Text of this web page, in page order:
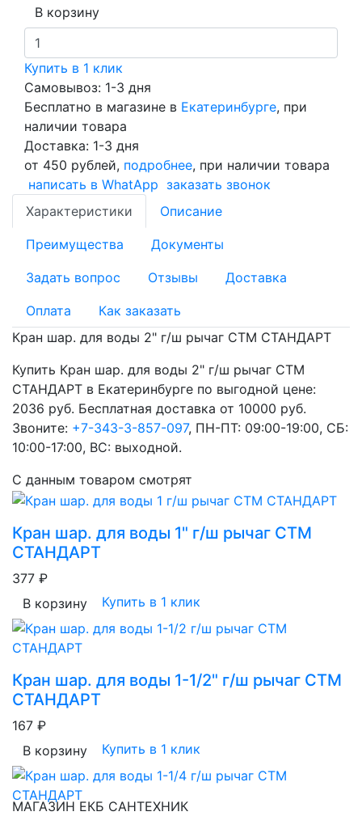
В корзину
Купить в 1 клик
Самовывоз: 1-3 дня
Бесплатно в магазине в Екатеринбурге, при
наличии товара
Доставка: 1-3 дня
от 450 рублей, подробнее, при наличии товара
написать в WhatApp заказать звонок
Характеристики
Описание
Преимущества Документы
Задать вопрос Отзывы Доставка
Оплата
Как заказать
Кран шар. для воды 2" г/ш рычаг CTM СТАНДАРТ
Купить Кран шар. для воды 2" г/ш рычаг CTM
СТАНДАРТ в Екатеринбурге по выгодной цене:
2036 руб. Бесплатная доставка от 10000 руб.
Звоните: +7-343-3-857-097, ПН-ПТ: 09:00-19:00, СБ:
10:00-17:00, ВС: выходной.
С данным товаром смотрят
Кран шар. для воды 1" г/ш рычаг CTM
СТАНДАРТ
377 ₽
В корзину
Купить в 1 клик
Кран шар. для воды 1-1/2" г/ш рычаг CTM
СТАНДАРТ
167 ₽
В корзину
Купить в 1 клик
МАГАЗИН ЕКБ САНТЕХНИК